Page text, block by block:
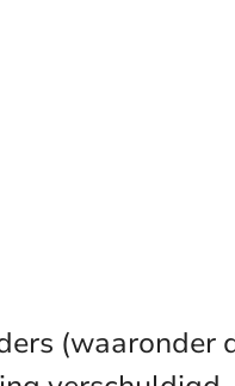
(waaronder